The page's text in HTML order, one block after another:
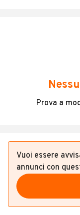
Concessionari
Prova a
Vuoi essere
annunci con